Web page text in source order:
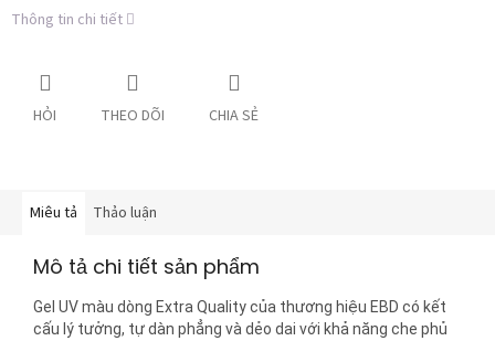
Thông tin chi tiết
HỎI THEO DÕI CHIA SẺ
Miêu tả Thảo luận
Mô tả chi tiết sản phẩm
Gel UV màu dòng Extra Quality của thương hiệu EBD có kết
cấu lý tưởng, tự dàn phẳng và dẻo dai với khả năng che phủ